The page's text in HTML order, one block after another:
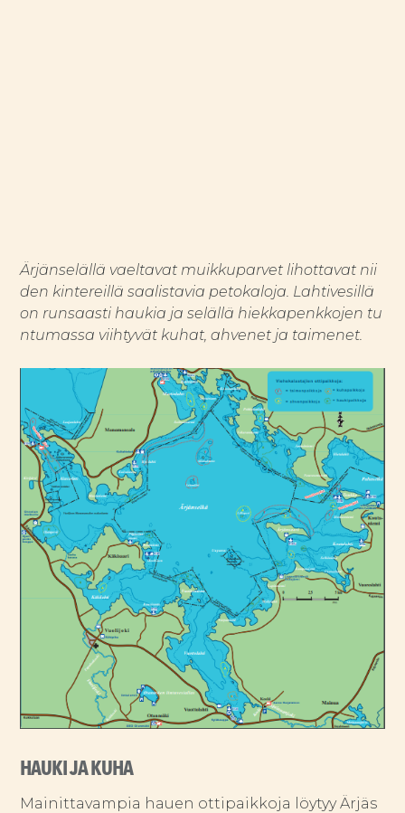
Ärjänselällä vaeltavat muikkuparvet lihottavat nii
den kintereillä saalistavia petokaloja. Lahtivesillä
on runsaasti haukia ja selällä hiekkapenkkojen tu
ntumassa viihtyvät kuhat, ahvenet ja taimenet.
HAUKI JA KUHA
Mainittavampia hauen ottipaikkoja löytyy Ärjäs